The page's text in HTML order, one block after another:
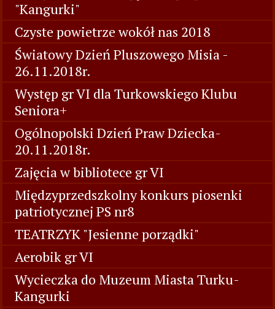
"Kangurki"
Czyste powietrze wokół nas 2018
Światowy Dzień Pluszowego Misia -
26.11.2018r.
Występ gr VI dla Turkowskiego Klubu
Seniora+
Ogólnopolski Dzień Praw Dziecka-
20.11.2018r.
Zajęcia w bibliotece gr VI
Międzyprzedszkolny konkurs piosenki
patriotycznej PS nr8
TEATRZYK "Jesienne porządki"
Aerobik gr VI
Wycieczka do Muzeum Miasta Turku-
Kangurki